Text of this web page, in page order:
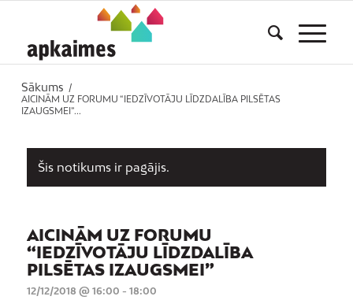
Sākums
/
AICINĀM UZ FORUMU “IEDZĪVOTĀJU LĪDZDALĪBA PILSĒTAS
IZAUGSMEI”...
Šis notikums ir pagājis.
AICINĀM UZ FORUMU
“IEDZĪVOTĀJU LĪDZDALĪBA
PILSĒTAS IZAUGSMEI”
12/12/2018 @ 16:00 - 18:00